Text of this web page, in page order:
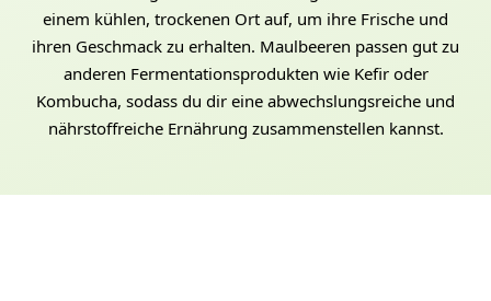
einem kühlen, trockenen Ort auf, um ihre Frische und
ihren Geschmack zu erhalten. Maulbeeren passen gut zu
anderen Fermentationsprodukten wie Kefir oder
Kombucha, sodass du dir eine abwechslungsreiche und
nährstoffreiche Ernährung zusammenstellen kannst.